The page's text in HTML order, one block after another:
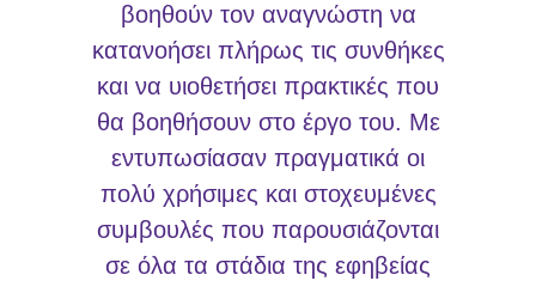
βοηθούν τον αναγνώστη να
κατανοήσει πλήρως τις συνθήκες
και να υιοθετήσει πρακτικές που
θα βοηθήσουν στο έργο του. Με
εντυπωσίασαν πραγματικά οι
πολύ χρήσιμες και στοχευμένες
συμβουλές που παρουσιάζονται
σε όλα τα στάδια της εφηβείας